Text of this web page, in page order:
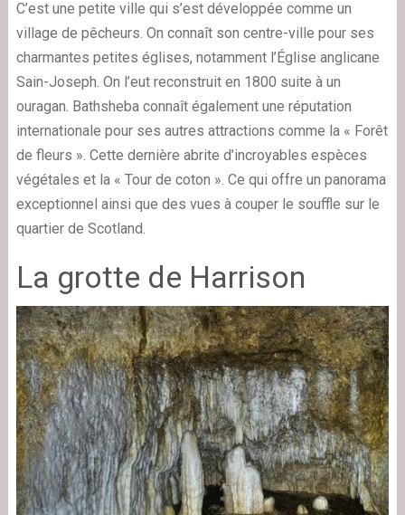
C’est une petite ville qui s’est développée comme un
village de pêcheurs. On connaît son centre-ville pour ses
charmantes petites églises, notamment l’Église anglicane
Sain-Joseph. On l’eut reconstruit en 1800 suite à un
ouragan. Bathsheba connaît également une réputation
internationale pour ses autres attractions comme la « Forêt
de fleurs ». Cette dernière abrite d’incroyables espèces
végétales et la « Tour de coton ». Ce qui offre un panorama
exceptionnel ainsi que des vues à couper le souffle sur le
quartier de Scotland.
La grotte de Harrison